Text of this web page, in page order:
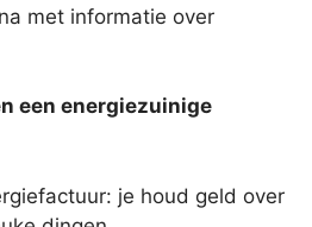
met informatie over
een energiezuinige
je houd geld over